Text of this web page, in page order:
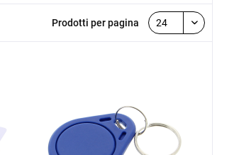
Prodotti per pagina